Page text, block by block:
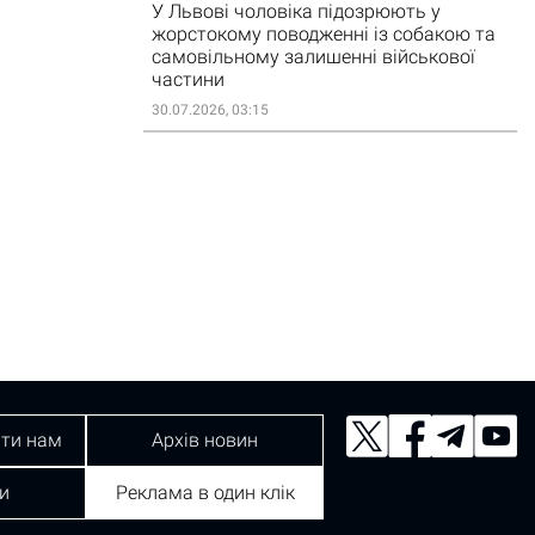
У Львові чоловіка підозрюють у
жорстокому поводженні із собакою та
самовільному залишенні військової
частини
30.07.2026, 03:15
нам Архів новин
Реклама в один клік